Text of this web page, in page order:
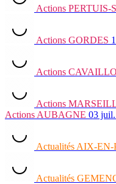
Actions PERTUIS-
Actions GORDES
Actions
Actions
Actions AUBAGNE 03 juil.
Actualités AIX-EN-
Actualités